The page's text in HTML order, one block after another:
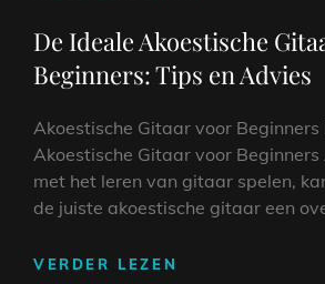
De Ideale Akoestische
Beginners: Tips en Advies
Akoestische Gitaar voor Beginners
Akoestische Gitaar voor
met het leren van gitaar spelen,
de juiste akoestische gitaar een
VERDER LEZEN